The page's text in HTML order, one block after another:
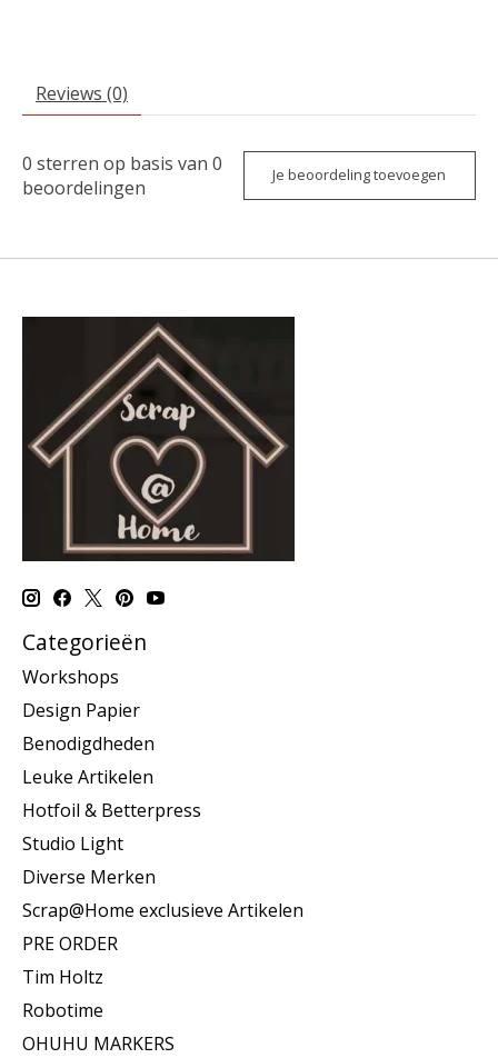
Reviews (0)
0 sterren op basis van 0
beoordelingen
Je beoordeling toevoegen
Categorieën
Workshops
Design Papier
Benodigdheden
Leuke Artikelen
Hotfoil & Betterpress
Studio Light
Diverse Merken
Scrap@Home exclusieve Artikelen
PRE ORDER
Tim Holtz
Robotime
OHUHU MARKERS